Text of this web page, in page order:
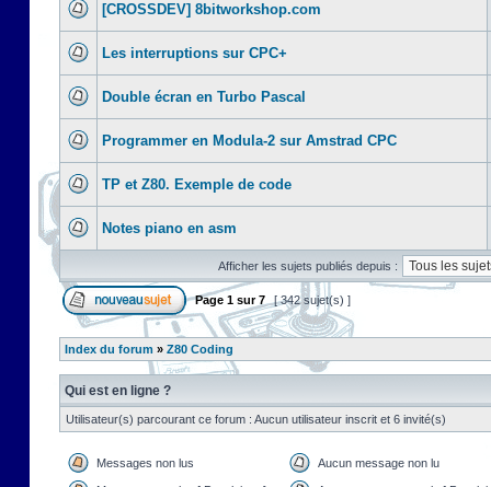
[CROSSDEV] 8bitworkshop.com
Les interruptions sur CPC+
Double écran en Turbo Pascal
Programmer en Modula-2 sur Amstrad CPC
TP et Z80. Exemple de code
Notes piano en asm
Afficher les sujets publiés depuis :
Page 1 sur7 [ 342 sujet(s) ]
Index du forum » Z80 Coding
Qui est en ligne ?
Utilisateur(s) parcourant ce forum : Aucun utilisateur inscrit et 6 invité(s)
Messages non lus Aucun message non lu